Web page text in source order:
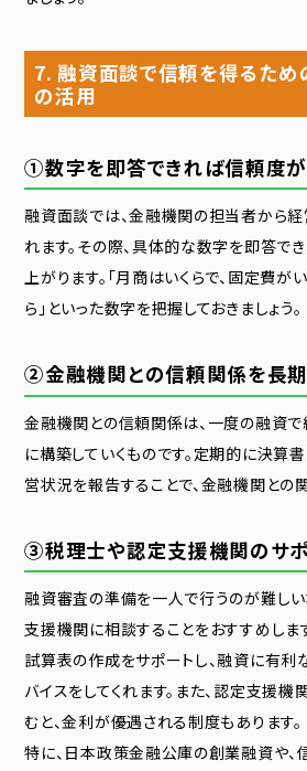
7. 融資面談で信頼を得るため
の活用
①数字を即答できれば信頼度
融資面談では、金融機関の担当者から
れます。その際、具体的な数字を即答で
上がります。「月商はいくらで、固定費が
ら」といった数字を把握しておきましょう。
②金融機関との信頼関係を長
金融機関との信頼関係は、一度の融資で
に構築していくものです。定期的に決算
営状況を報告することで、金融機関との
③税理士や認定支援機関のサ
融資審査の準備を一人で行うのが難し
支援機関に相談することをおすすめしま
試算表の作成をサポートし、融資に有利
バイスをしてくれます。また、認定支援
むと、金利が優遇される制度もあります。
特に、日本政策金融公庫の創業融資や